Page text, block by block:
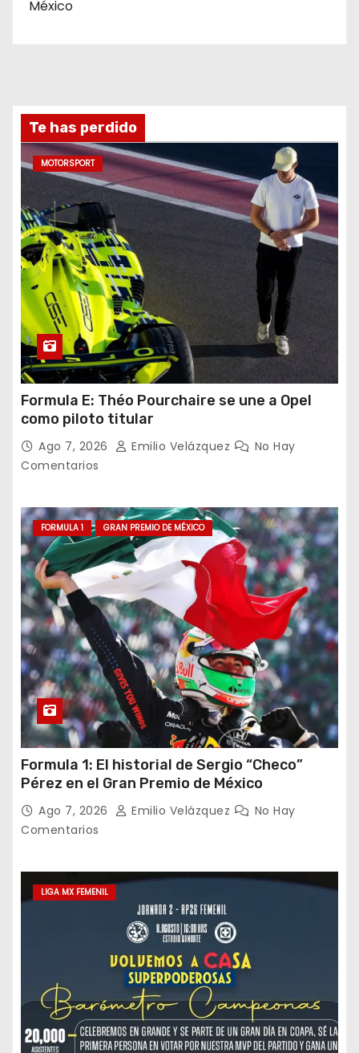
México
Te has perdido
MOTORSPORT
Formula E: Théo Pourchaire se une a Opel
como piloto titular
Ago 7, 2026 Emilio Velázquez
No Hay
Comentarios
FORMULA 1 GRAN PREMIO DE MÉXICO
Formula 1: El historial de Sergio “Checo”
Pérez en el Gran Premio de México
Ago 7, 2026 Emilio Velázquez
No Hay
Comentarios
LIGA MX FEMENIL